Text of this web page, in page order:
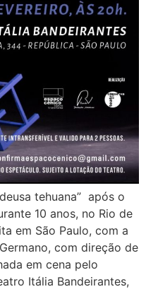
tehuana” após o
10 anos, no Rio de
em São Paulo, com a
com direção de
em cena pelo
Itália Bandeirantes,